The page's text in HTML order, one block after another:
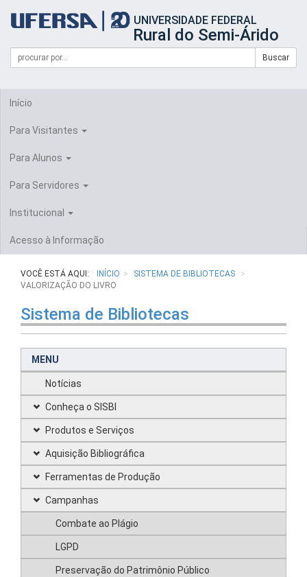
portal
UFERSA
UNIVERSIDADE FEDERAL
Rural do Semi-Árido
Formulário
Busca
Campo
de
Buscar
Início
Para Visitantes
Para Alunos
Para Servidores
Institucional
Acesso à Informação
VOCÊ ESTÁ AQUI: INÍCIO
SISTEMA DE BIBLIOTECAS
VALORIZAÇÃO DO LIVRO
Sistema de Bibliotecas
MENU
Notícias
Conheça o SISBI
Produtos e Serviços
Aquisição Bibliográfica
Ferramentas de Produção
Campanhas
Combate ao Plágio
LGPD
Preservação do Patrimônio Público